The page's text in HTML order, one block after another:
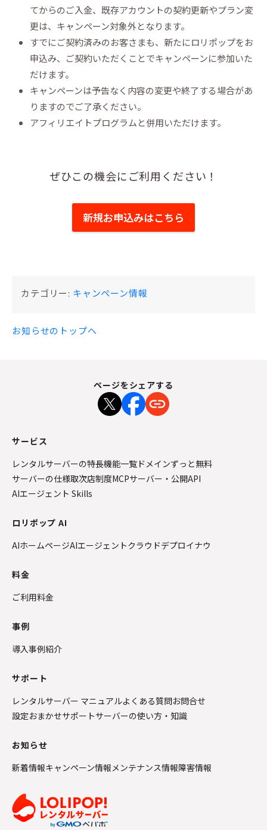
てからのご入金、既存アカウントの契約更新やプラン変
更は、キャンペーン対象外となります。
すでにご契約済みのお客さまも、新たにロリポップをお
申込み、ご契約いただくことでキャンペーンに参加いた
だけます。
キャンペーンは予告なく内容の変更や終了する場合があ
りますのでご了承ください。
アフィリエイトプログラムと併用いただけます。
ぜひこの機会にご利用ください！
新規お申込みはこちら
カテゴリー: キャンペーン情報
お知らせのトップへ
ページをシェアする
サービス
レンタルサーバーの特長機能一覧 ドメインずっと無料
サーバーの仕様取次店制度MCPサーバー・公開API
AIエージェント Skills
ロリポップ AI
AIホームページAIエージェントクラウドデプロイナウ
料金
ご利用料金
事例
導入事例紹介
サポート
レンタルサーバー マニュアルよくある質問お問合せ
設定おまかせサポートサーバーの使い方・知識
お知らせ
新着情報キャンペーン情報メンテナンス情報障害情報